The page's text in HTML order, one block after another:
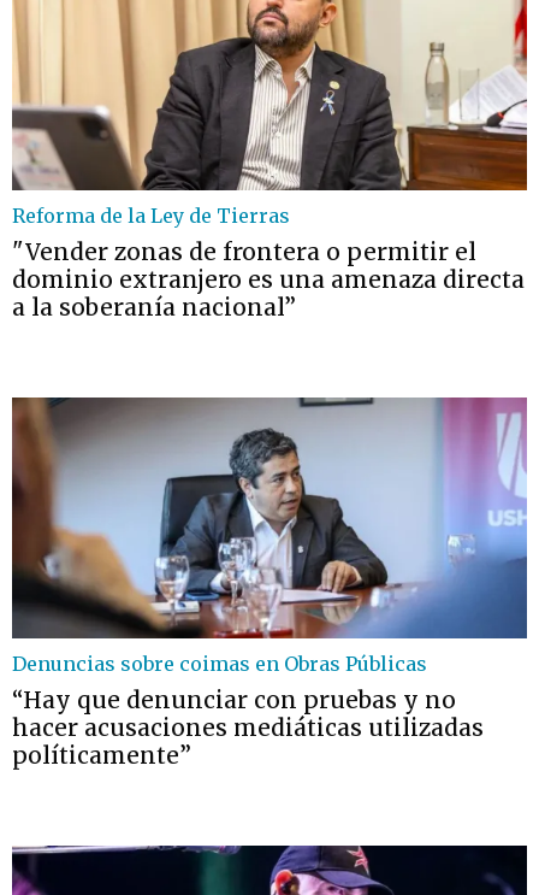
Reforma de la Ley de Tierras
"Vender zonas de frontera o permitir el
dominio extranjero es una amenaza directa
a la soberanía nacional”
Denuncias sobre coimas en Obras Públicas
“Hay que denunciar con pruebas y no
hacer acusaciones mediáticas utilizadas
políticamente”